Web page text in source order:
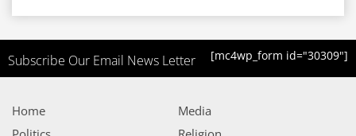
Subscribe Our Email News Letter [mc4wp_form id="30309"]
Home
Media